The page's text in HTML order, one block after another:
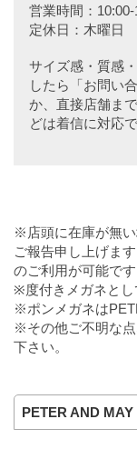
営業時間：10:00-
定休日：木曜日
サイズ感・質感
したら「お問い
か、直接店舗ま
どは着信に対応
※店頭に在庫が無
ご報告申し上げま
のご利用が可能です
※度付きメガネとし
※ポンメガネは
※その他ご不明な
下さい。
PETER AND